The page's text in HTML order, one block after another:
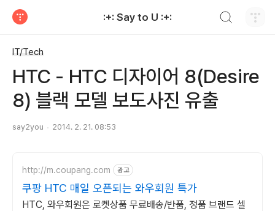
:+: Say to U :+:
IT/Tech
HTC - HTC 디자이어 8(Desire
8) 블랙 모델 보도사진 유출
say2you 2014. 2. 21. 08:53
http://m.coupang.com 광고
쿠팡 HTC 매일 오픈되는 와우회원 특가
HTC, 와우회원은 로켓상품 무료배송/반품, 정품 브랜드 셀